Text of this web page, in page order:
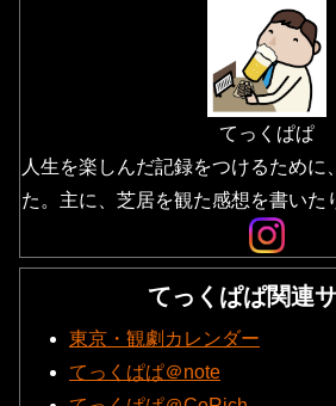
てっくぱぱ
人生を楽しんだ記録をつけるために
た。主に、芝居を観た感想を書いた
てっくぱぱ関連
東京・観劇カレンダー
てっくぱぱ＠note